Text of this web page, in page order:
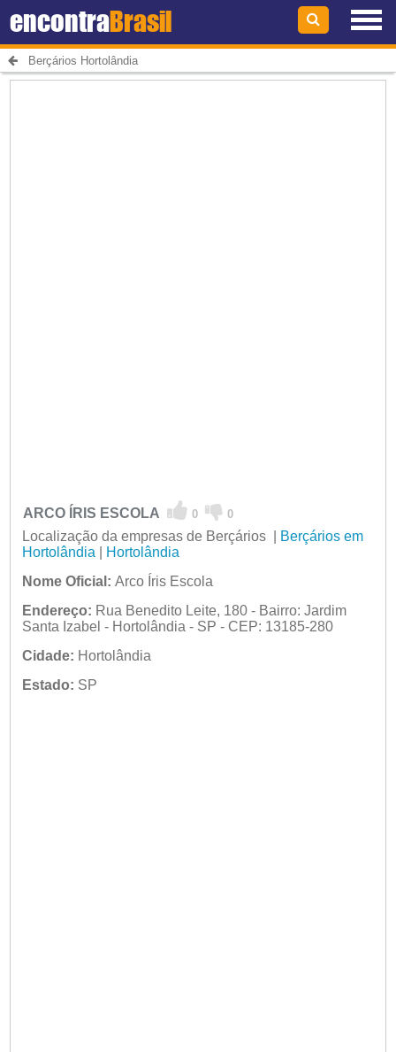
encontraBrasil
Berçários Hortolândia
ARCO ÍRIS ESCOLA 0 0
Localização da empresas de Berçários |
Berçários em
Hortolândia
Hortolândia
Nome Oficial: Arco Íris Escola
Endereço: Rua Benedito Leite, 180 - Bairro: Jardim
Santa Izabel - Hortolândia - SP - CEP: 13185-280
Cidade: Hortolândia
Estado: SP